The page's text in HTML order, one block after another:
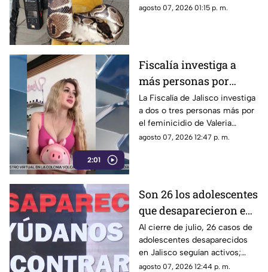
solicitó apoyo. Guardabosques
agosto 07, 2026 01:15 p. m.
2:01
Fiscalía investiga a
más personas por
feminicidio de Valeria
Márquez
La Fiscalía de Jalisco investiga
a dos o tres personas más por
el feminicidio de Valeria
Márquez; sus amigas son
agosto 07, 2026 12:47 p. m.
Son 26 los adolescentes
que desaparecieron en
Jalisco durante julio;
investigan
r3clutamient0
Al cierre de julio, 26 casos de
adolescentes desaparecidos
en Jalisco seguían activos;
algunos podrían estar
agosto 07, 2026 12:44 p. m.